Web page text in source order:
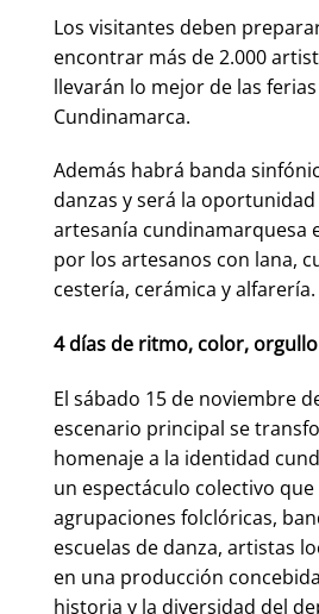
Los visitantes deben
encontrar más de 2.000
llevarán lo mejor de las
Cundinamarca.
Además habrá banda
danzas y será la
artesanía cundinamarquesa
por los artesanos con lana,
cestería, cerámica y alfarería.
4 días de ritmo, color,
El sábado 15 de noviembre
escenario principal se
homenaje a la identidad
un espectáculo colectivo
agrupaciones folclóricas,
escuelas de danza, artistas
en una producción
historia y la diversidad del